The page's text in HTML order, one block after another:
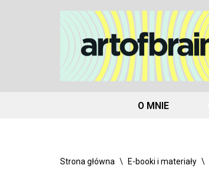
O MNIE
Strona główna \ E-booki i materiały \